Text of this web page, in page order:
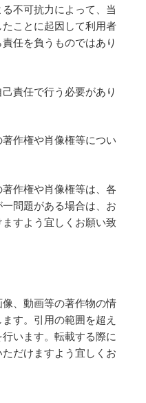
不可抗力によって、当
ことに起因して利用者
任を負うものではあり
責任で行う必要があり
作権や肖像権等につい
作権や肖像権等は、各
問題がある場合は、お
すよう宜しくお願い致
、動画等の著作物の情
す。引用の範囲を超え
います。転載する際に
だけますよう宜しくお